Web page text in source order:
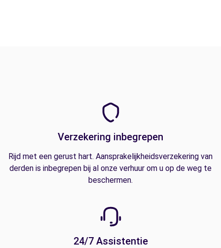
Verzekering inbegrepen
Rijd met een gerust hart. Aansprakelijkheidsverzekering van
derden is inbegrepen bij al onze verhuur om u op de weg te
beschermen.
24/7 Assistentie